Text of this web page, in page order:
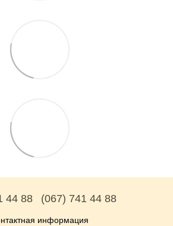
44 88 (067) 741 44 88
информация